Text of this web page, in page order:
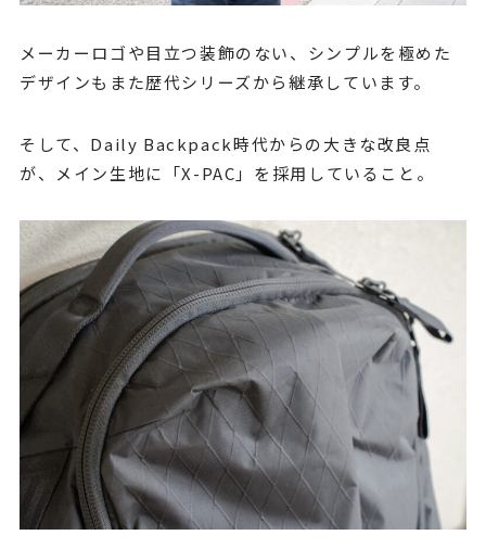
メーカーロゴや目立つ装飾のない、シンプルを極めた
デザインもまた歴代シリーズから継承しています。
そして、Daily Backpack時代からの大きな改良点
が、メイン生地に「X-PAC」を採用していること。